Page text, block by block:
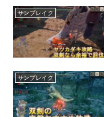
サンブレイク
サンブレイク